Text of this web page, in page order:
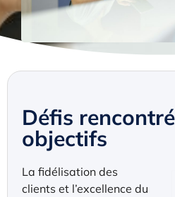
Défis
objectifs
La fidélisation des
clients et l’excellence du